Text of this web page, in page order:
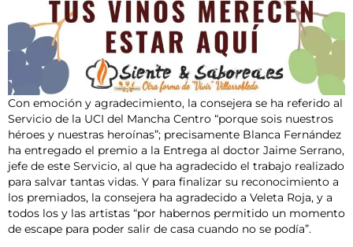
Con emoción y agradecimiento, la consejera se ha referido al
Servicio de la UCI del Mancha Centro “porque sois nuestros
héroes y nuestras heroínas”; precisamente Blanca Fernández
ha entregado el premio a la Entrega al doctor Jaime Serrano,
jefe de este Servicio, al que ha agradecido el trabajo realizado
para salvar tantas vidas. Y para finalizar su reconocimiento a
los premiados, la consejera ha agradecido a Veleta Roja, y a
todos los y las artistas “por habernos permitido un momento
de escape para poder salir de casa cuando no se podía”.